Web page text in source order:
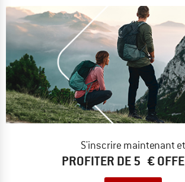
S'inscrire maintenant et
PROFITER DE 5 €